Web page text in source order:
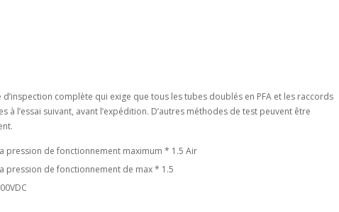
complète qui exige que tous les tubes doublés en PFA et les raccords
à l’essai suivant, avant l’expédition. D’autres méthodes de test peuvent être
pression de fonctionnement maximum * 1.5 Air
pression de fonctionnement de max * 1.5